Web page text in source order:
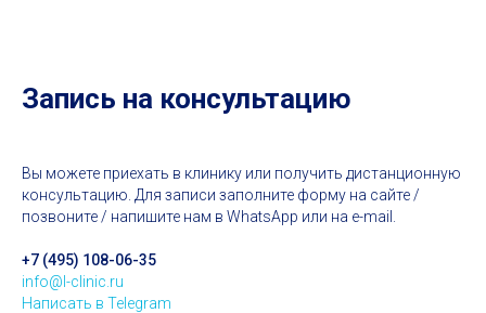
Запись на консультацию
Вы можете приехать в клинику или получить дистанционную
консультацию. Для записи заполните форму на сайте /
позвоните / напишите нам в WhatsApp или на e-mail.
+7 (495) 108-06-35
info@l-clinic.ru
Написать в Telegram